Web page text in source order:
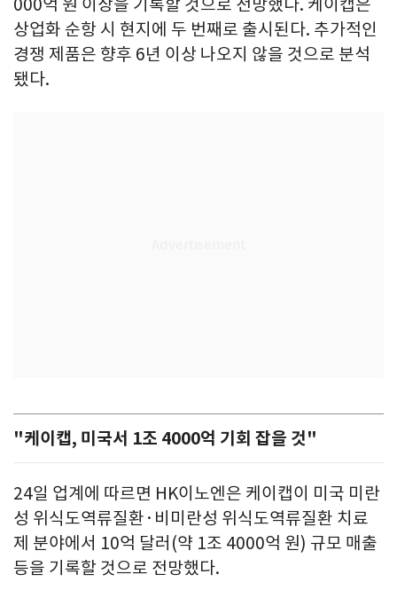
000억 원 이상을 기록할 것으로 전망했다. 케이캡은
상업화 순항 시 현지에 두 번째로 출시된다. 추가적인
경쟁 제품은 향후 6년 이상 나오지 않을 것으로 분석
됐다.
"케이캡, 미국서 1조 4000억 기회 잡을 것"
24일 업계에 따르면 HK이노엔은 케이캡이 미국 미란
성 위식도역류질환·비미란성 위식도역류질환 치료
제 분야에서 10억 달러(약 1조 4000억 원) 규모 매출
등을 기록할 것으로 전망했다.